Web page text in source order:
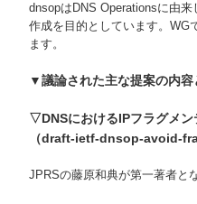
dnsopはDNS Operationsに由
作成を目的としています。WG
ます。
▼議論された主な提案の内容
▽DNSにおけるIPフラグメン
（draft-ietf-dnsop-avoid-
JPRSの藤原和典が第一著者と